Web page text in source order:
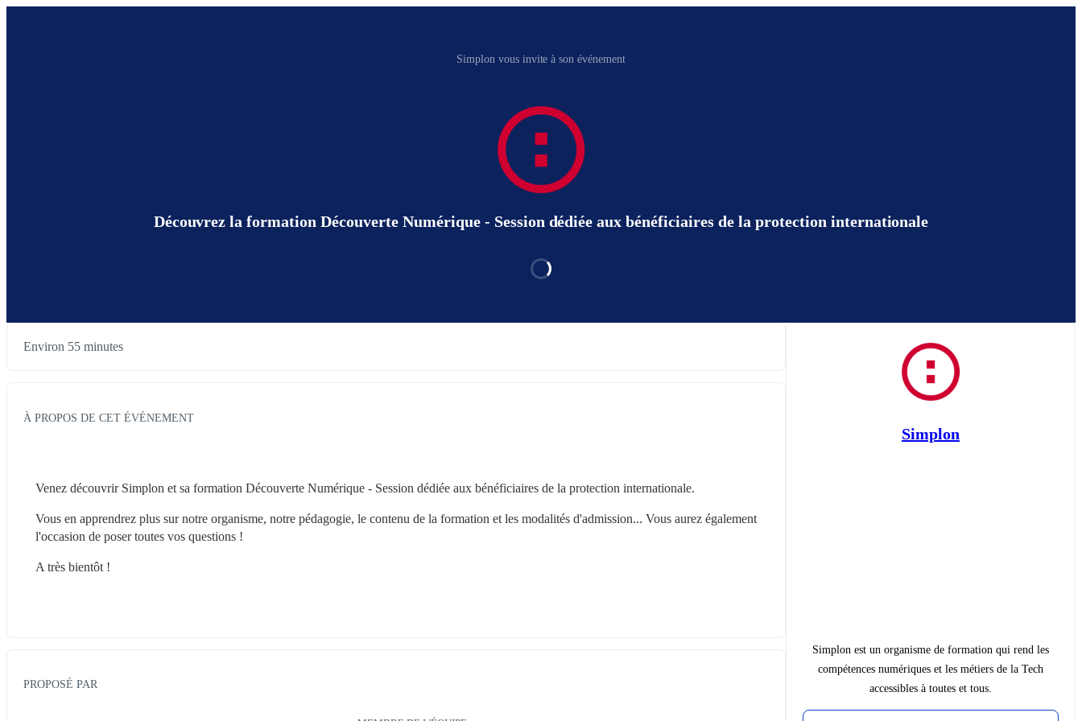
Simplon vous invite à son événement
Découvrez la formation Découverte Numérique - Session dédiée aux bénéficiaires de la protection internationale
Environ 55 minutes
À PROPOS DE CET ÉVÉNEMENT
Venez découvrir Simplon et sa formation Découverte Numérique - Session dédiée aux bénéficiaires de la protection internationale.
Vous en apprendrez plus sur notre organisme, notre pédagogie, le contenu de la formation et les modalités d'admission... Vous aurez également
l'occasion de poser toutes vos questions !
A très bientôt !
PROPOSÉ PAR
Simplon
Simplon est un organisme de formation qui rend les
compétences numériques et les métiers de la Tech
accessibles à toutes et tous.